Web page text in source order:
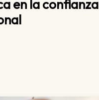
en la confianza